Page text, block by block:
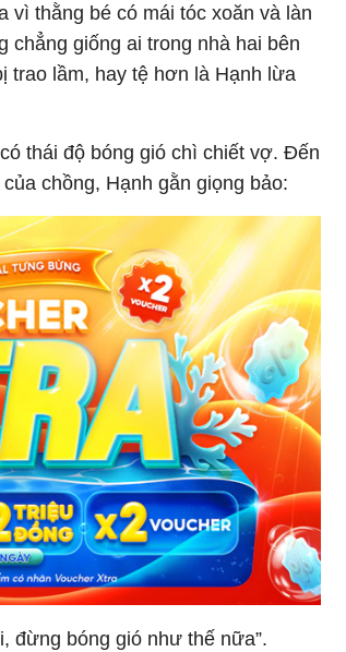
vì thằng bé có mái tóc xoăn và làn
chẳng giống ai trong nhà hai bên
trao lầm, hay tệ hơn là Hạnh lừa
thái độ bóng gió chì chiết vợ. Đến
chồng, Hạnh gằn giọng bảo:
đừng bóng gió như thế nữa”.